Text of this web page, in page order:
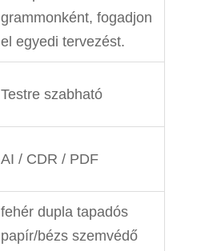
grammonként, fogadjon
el egyedi tervezést.
Testre szabható
AI / CDR / PDF
fehér dupla tapadós
papír/bézs szemvédő